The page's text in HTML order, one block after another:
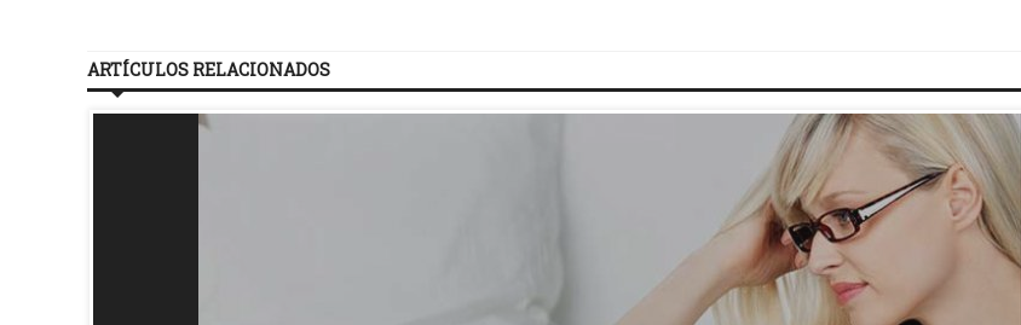
ARTÍCULOS RELACIONADOS